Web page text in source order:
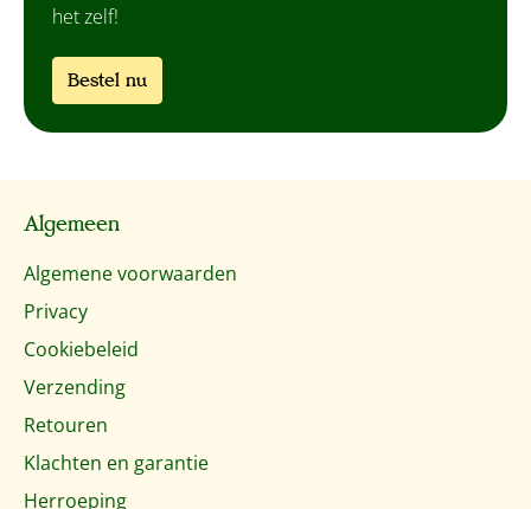
het zelf!
Bestel nu
Algemeen
Algemene voorwaarden
Privacy
Cookiebeleid
Verzending
Retouren
Klachten en garantie
Herroeping